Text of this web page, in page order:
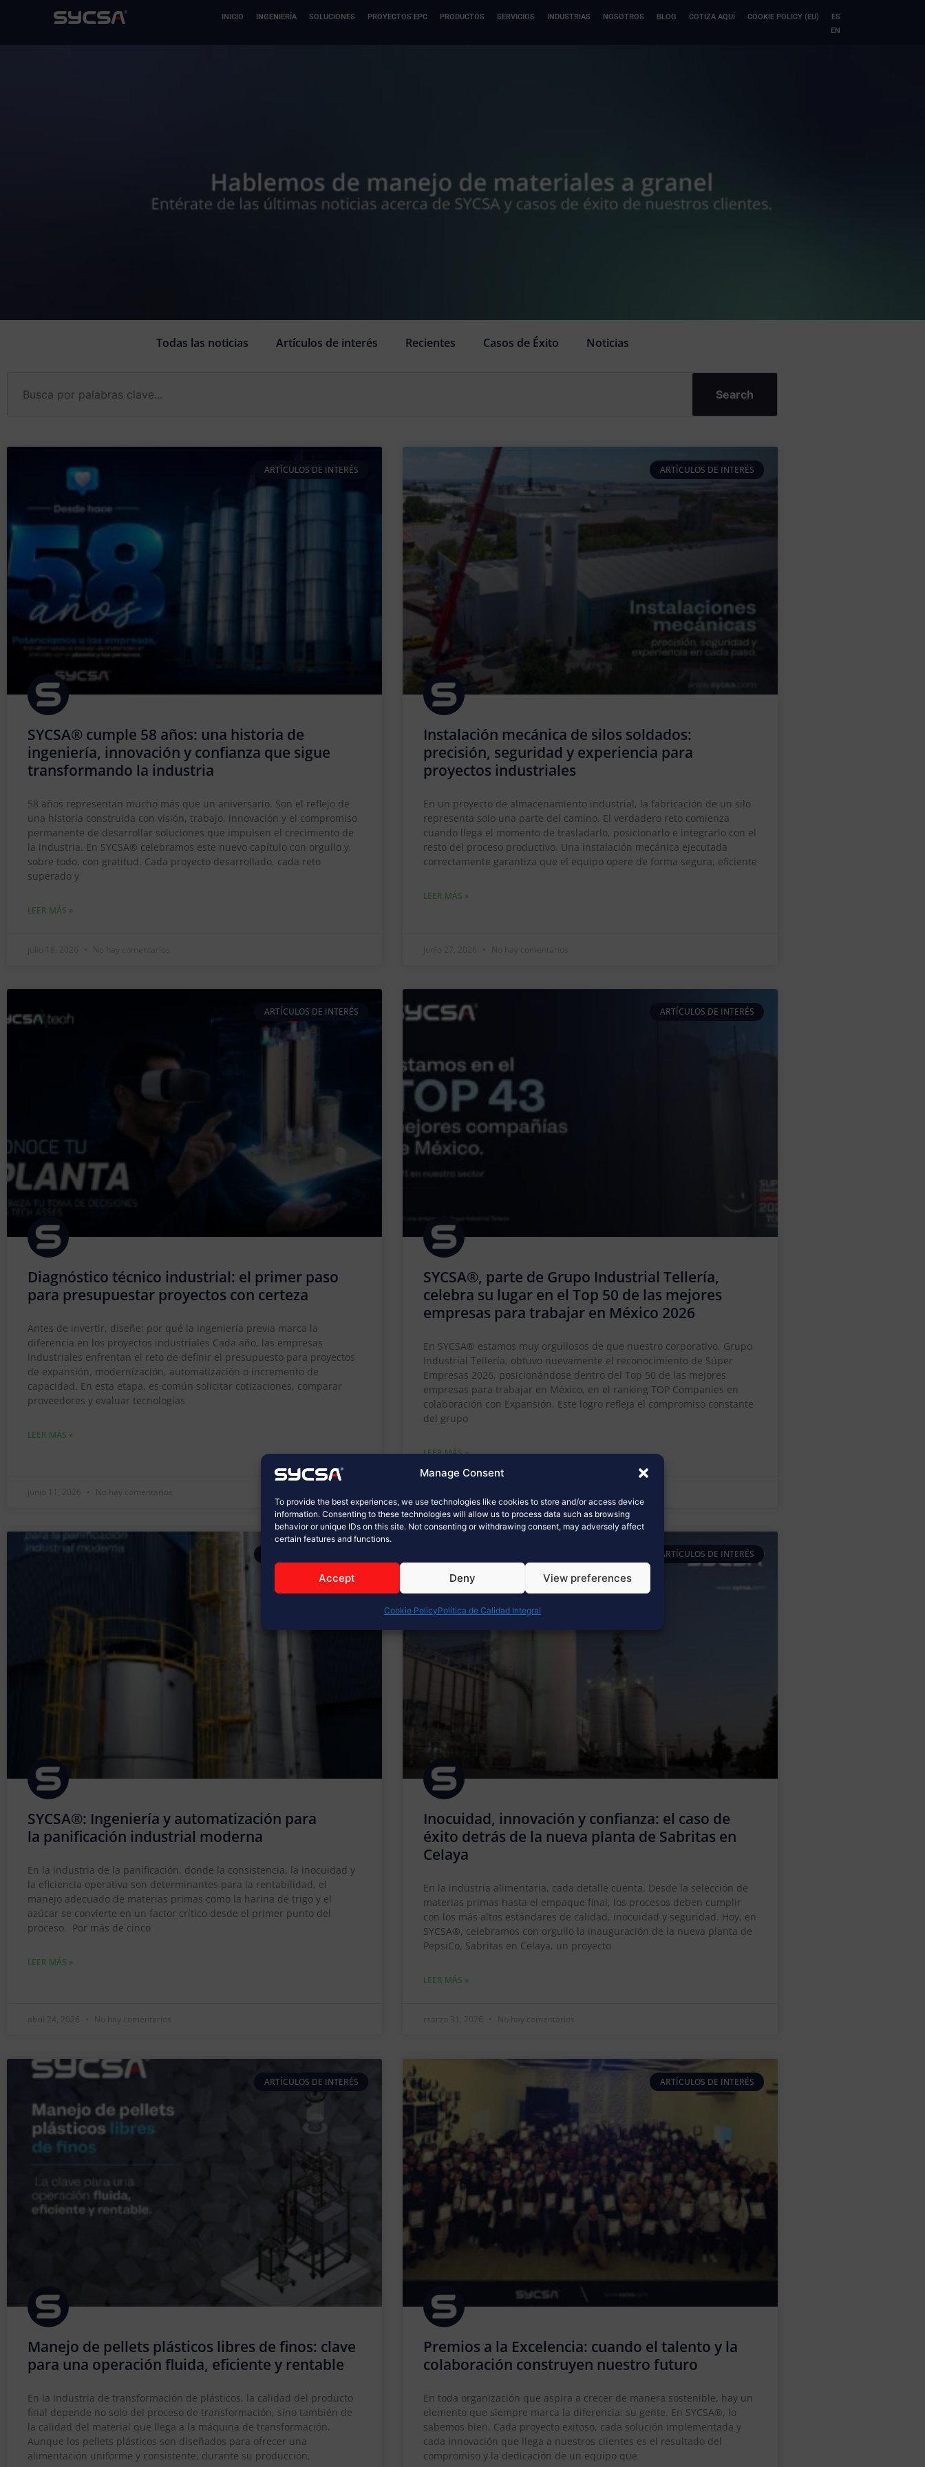
Manage Consent
To provide the best experiences, we use technologies like cookies to store and/or access device
information. Consenting to these technologies will allow us to process data such as browsing
behavior or unique IDs on this site. Not consenting or withdrawing consent, may adversely affect
certain features and functions.
Accept Deny View preferences
Cookie PolicyPolítica de Calidad Integral
INICIO INGENIERÍA SOLUCIONES PROYECTOS EPC PRODUCTOS SERVICIOS INDUSTRIAS NOSOTROS BLOG COTIZA AQUÍ COOKIE POLICY (EU)
ES
EN
Todas las noticias Artículos de interés Recientes Casos de Éxito Noticias
Search
ARTÍCULOS DE INTERÉS
SYCSA® cumple 58 años: una historia de
ingeniería, innovación y confianza que sigue
transformando la industria
58 años representan mucho más que un aniversario. Son el reflejo de
una historia construida con visión, trabajo, innovación y el compromiso
permanente de desarrollar soluciones que impulsen el crecimiento de
la industria. En SYCSA® celebramos este nuevo capítulo con orgullo y,
sobre todo, con gratitud. Cada proyecto desarrollado, cada reto
superado y
LEER MÁS »
julio 18, 2026 No hay comentarios
ARTÍCULOS DE INTERÉS
Instalación mecánica de silos soldados:
precisión, seguridad y experiencia para
proyectos industriales
En un proyecto de almacenamiento industrial, la fabricación de un silo
representa solo una parte del camino. El verdadero reto comienza
cuando llega el momento de trasladarlo, posicionarlo e integrarlo con el
resto del proceso productivo. Una instalación mecánica ejecutada
correctamente garantiza que el equipo opere de forma segura, eficiente
LEER MÁS »
junio 27, 2026 No hay comentarios
ARTÍCULOS DE INTERÉS
Diagnóstico técnico industrial: el primer paso
para presupuestar proyectos con certeza
Antes de invertir, diseñe: por qué la ingeniería previa marca la
diferencia en los proyectos industriales Cada año, las empresas
industriales enfrentan el reto de definir el presupuesto para proyectos
de expansión, modernización, automatización o incremento de
capacidad. En esta etapa, es común solicitar cotizaciones, comparar
proveedores y evaluar tecnologías
LEER MÁS »
junio 11, 2026 No hay comentarios
ARTÍCULOS DE INTERÉS
SYCSA®, parte de Grupo Industrial Tellería,
celebra su lugar en el Top 50 de las mejores
empresas para trabajar en México 2026
En SYCSA® estamos muy orgullosos de que nuestro corporativo, Grupo
Industrial Tellería, obtuvo nuevamente el reconocimiento de Súper
Empresas 2026, posicionándose dentro del Top 50 de las mejores
empresas para trabajar en México, en el ranking TOP Companies en
colaboración con Expansión. Este logro refleja el compromiso constante
del grupo
LEER MÁS »
SYCSA®: Ingeniería y automatización para
la panificación industrial moderna
En la industria de la panificación, donde la consistencia, la inocuidad y
la eficiencia operativa son determinantes para la rentabilidad, el
manejo adecuado de materias primas como la harina de trigo y el
azúcar se convierte en un factor crítico desde el primer punto del
proceso. Por más de cinco
LEER MÁS »
abril 24, 2026 No hay comentarios
ARTÍCULOS DE INTERÉS
Inocuidad, innovación y confianza: el caso de
éxito detrás de la nueva planta de Sabritas en
Celaya
En la industria alimentaria, cada detalle cuenta. Desde la selección de
materias primas hasta el empaque final, los procesos deben cumplir
con los más altos estándares de calidad, inocuidad y seguridad. Hoy, en
SYCSA®, celebramos con orgullo la inauguración de la nueva planta de
PepsiCo, Sabritas en Celaya, un proyecto
LEER MÁS »
marzo 31, 2026 No hay comentarios
ARTÍCULOS DE INTERÉS
Manejo de pellets plásticos libres de finos: clave
para una operación fluida, eficiente y rentable
En la industria de transformación de plásticos, la calidad del producto
final depende no solo del proceso de transformación, sino también de
la calidad del material que llega a la máquina de transformación.
Aunque los pellets plásticos son diseñados para ofrecer una
alimentación uniforme y consistente, durante su producción,
ARTÍCULOS DE INTERÉS
Premios a la Excelencia: cuando el talento y la
colaboración construyen nuestro futuro
En toda organización que aspira a crecer de manera sostenible, hay un
elemento que siempre marca la diferencia: su gente. En SYCSA®, lo
sabemos bien. Cada proyecto exitoso, cada solución implementada y
cada innovación que llega a nuestros clientes es el resultado del
compromiso y la dedicación de un equipo que